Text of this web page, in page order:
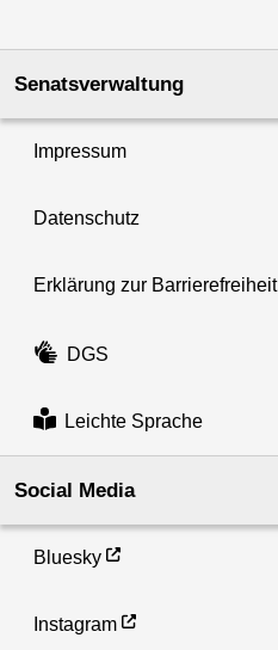
Senatsverwaltung
Impressum
Datenschutz
Erklärung zur Barrierefreiheit
DGS
Leichte Sprache
Social Media
Bluesky
Instagram